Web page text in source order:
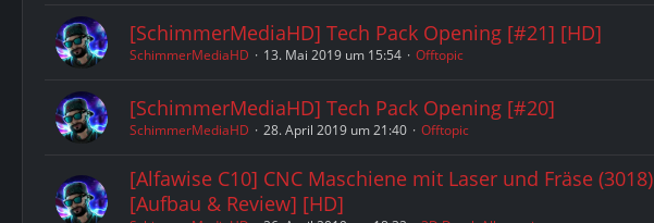
[SchimmerMediaHD] Tech Pack Opening [#21] [HD]
SchimmerMediaHD 13. Mai 2019 um 15:54 Offtopic
[SchimmerMediaHD] Tech Pack Opening [#20]
SchimmerMediaHD 28. April 2019 um 21:40 Offtopic
[Alfawise C10] CNC Maschiene mit Laser und Fräse (3018)
[Aufbau & Review] [HD]